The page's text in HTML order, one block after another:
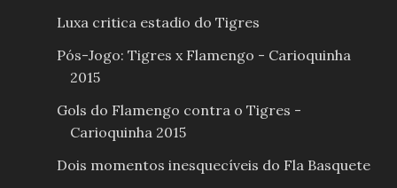
Luxa critica estadio do Tigres
Pós-Jogo: Tigres x Flamengo - Carioquinha
2015
Gols do Flamengo contra o Tigres -
Carioquinha 2015
Dois momentos inesquecíveis do Fla Basquete